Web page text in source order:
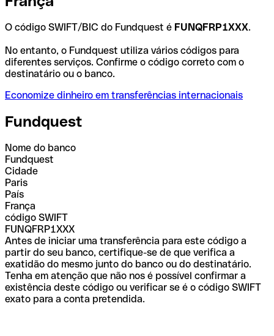
O código SWIFT/BIC do Fundquest é FUNQFRP1XXX.
No entanto, o Fundquest utiliza vários códigos para
diferentes serviços. Confirme o código correto com o
destinatário ou o banco.
Economize dinheiro em transferências internacionais
Fundquest
Nome do banco
Fundquest
Cidade
Paris
País
França
código SWIFT
FUNQFRP1XXX
Antes de iniciar uma transferência para este código a
partir do seu banco, certifique-se de que verifica a
exatidão do mesmo junto do banco ou do destinatário.
Tenha em atenção que não nos é possível confirmar a
existência deste código ou verificar se é o código SWIFT
exato para a conta pretendida.